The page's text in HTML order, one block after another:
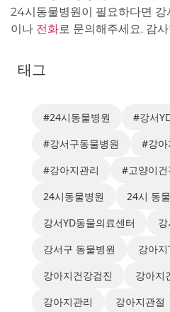
24시동물병원이 필요하다면 강
이나 전화로 문의해주세요. 감
태그
#24시동물병원
#강서
#강서구동물병원
#강
#강아지관리
#고양이건
24시동물병원
24시 동
강서YD동물의료센터
강서구 동물병원
강아지
강아지건강검진
강아지
강아지관리
강아지관절